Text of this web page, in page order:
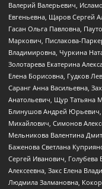
Валерий Валерьевич,
Евгеньевна, Щаров Сергей
Гасан Ольга Павловна,
Маркович, Пислакова-
Владимировна, Чуркина
Золотарева Екатерина
Елена Борисовна, Гудков
Саранг Анна Васильевна,
Анатольевич, Щур Татьяна
Блинушов Андрей Юрьевич,
Михайлович, Симонов
Мельникова Валентина
Баженова Светлана
Сергей Иванович, Голубева
Алексеевна, Закс Елена
Людмила Залмановна,